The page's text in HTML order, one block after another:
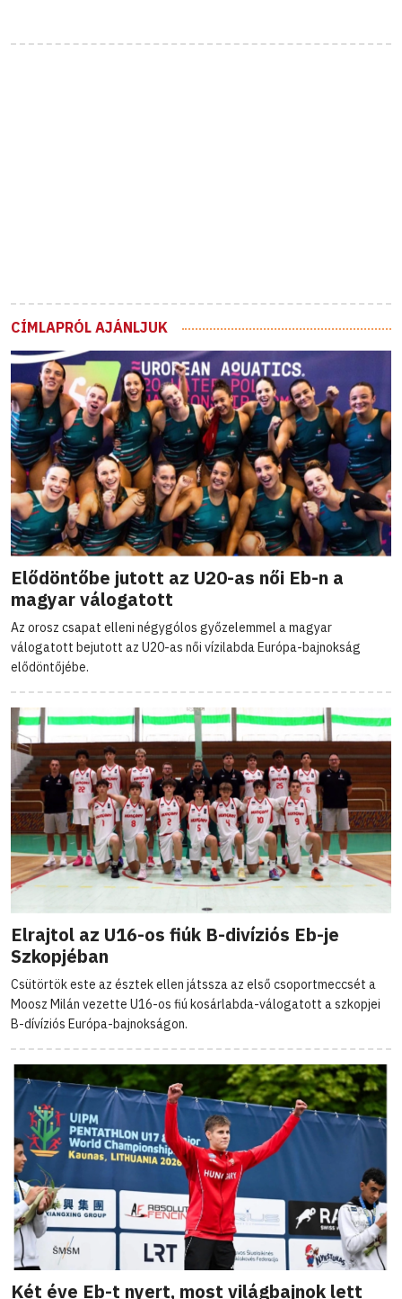
CÍMLAPRÓL AJÁNLJUK
Elődöntőbe jutott az U20-as női Eb-n a
magyar válogatott
Az orosz csapat elleni négygólos győzelemmel a magyar
válogatott bejutott az U20-as női vízilabda Európa-bajnokság
elődöntőjébe.
Elrajtol az U16-os fiúk B-divíziós Eb-je
Szkopjéban
Csütörtök este az észtek ellen játssza az első csoportmeccsét a
Moosz Milán vezette U16-os fiú kosárlabda-válogatott a szkopjei
B-dívíziós Európa-bajnokságon.
Két éve Eb-t nyert, most világbajnok lett